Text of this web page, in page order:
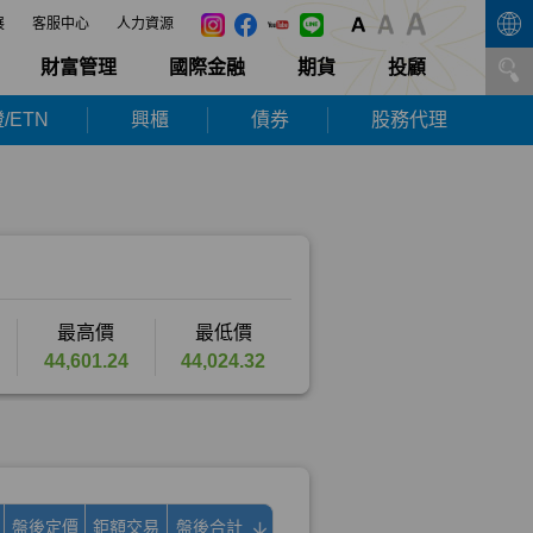
客服中心 人力資源
財富管理 國際金融 期貨 投顧
ETN 興櫃 債券 股務代理